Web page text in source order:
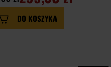
DO KOSZYKA